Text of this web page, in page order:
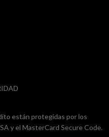
están protegidas por los
y el MasterCard Secure Code.